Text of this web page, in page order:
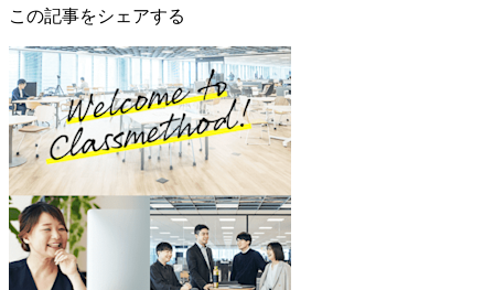
この記事をシェアする